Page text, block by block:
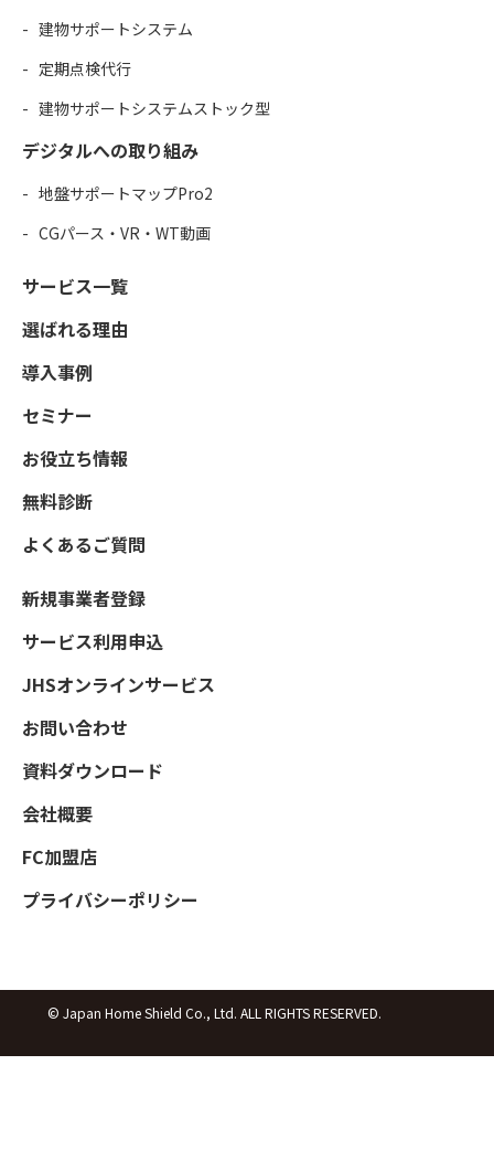
建物サポートシステム
定期点検代行
建物サポートシステムストック型
デジタルへの取り組み
地盤サポートマップPro2
CGパース・VR・WT動画
サービス一覧
選ばれる理由
導入事例
セミナー
お役立ち情報
無料診断
よくあるご質問
新規事業者登録
サービス利用申込
JHSオンラインサービス
お問い合わせ
資料ダウンロード
会社概要
FC加盟店
プライバシーポリシー
© Japan Home Shield Co., Ltd. ALL RIGHTS RESERVED.